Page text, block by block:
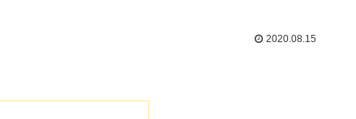
2020.08.15